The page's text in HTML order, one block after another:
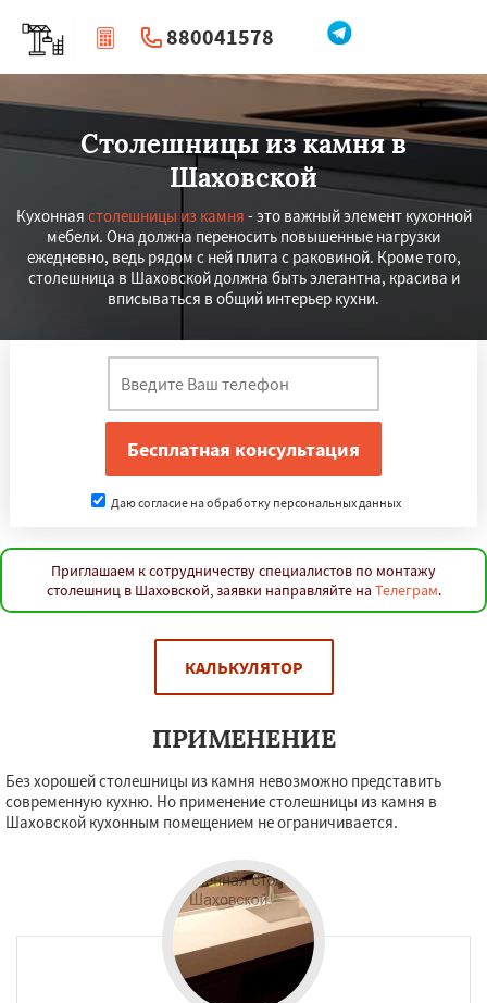
880041578
| Перезвоните мне
Столешницы из камня в
Шаховской
Кухонная столешницы из камня - это важный элемент кухонной
мебели. Она должна переносить повышенные нагрузки
ежедневно, ведь рядом с ней плита с раковиной. Кроме того,
столешница в Шаховской должна быть элегантна, красива и
вписываться в общий интерьер кухни.
Даю согласие на обработку персональных данных
Приглашаем к сотрудничеству специалистов по монтажу
столешниц в Шаховской, заявки направляйте на Телеграм.
КАЛЬКУЛЯТОР
ПРИМЕНЕНИЕ
Без хорошей столешницы из камня невозможно представить
современную кухню. Но применение столешницы из камня в
Шаховской кухонным помещением не ограничивается.